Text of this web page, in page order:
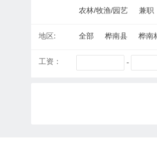
农林/牧渔/园艺
兼职
地区: 全部 桦南县 桦南
工资： -